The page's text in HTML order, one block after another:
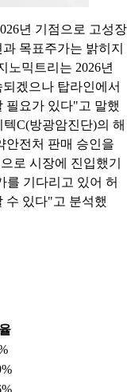
년 기점으로 고성장
목표주가는 밝히지
노믹트리는 2026년
겠으나 탑라인에서
필요가 있다"고 말했
C(방광암진단)의 해
안전처 판매 승인을
로 시장에 진입했기
를 기다리고 있어 허
수 있다"고 분석했